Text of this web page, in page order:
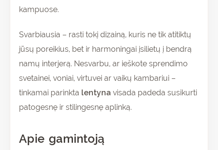
kampuose.
Svarbiausia – rasti tokį dizainą, kuris ne tik atitiktų
jūsų poreikius, bet ir harmoningai įsilietų į bendrą
namų interjerą. Nesvarbu, ar ieškote sprendimo
svetainei, voniai, virtuvei ar vaikų kambariui –
tinkamai parinkta lentyna visada padeda susikurti
patogesnę ir stilingesnę aplinką.
Apie gamintoją